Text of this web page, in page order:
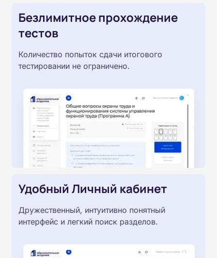
Безлимитное прохождение
тестов
Количество попыток сдачи итогового
тестировании не ограничено.
Удобный Личный кабинет
Дружественный, интуитивно понятный
интерфейс и легкий поиск разделов.